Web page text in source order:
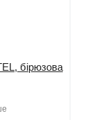
бірюзова